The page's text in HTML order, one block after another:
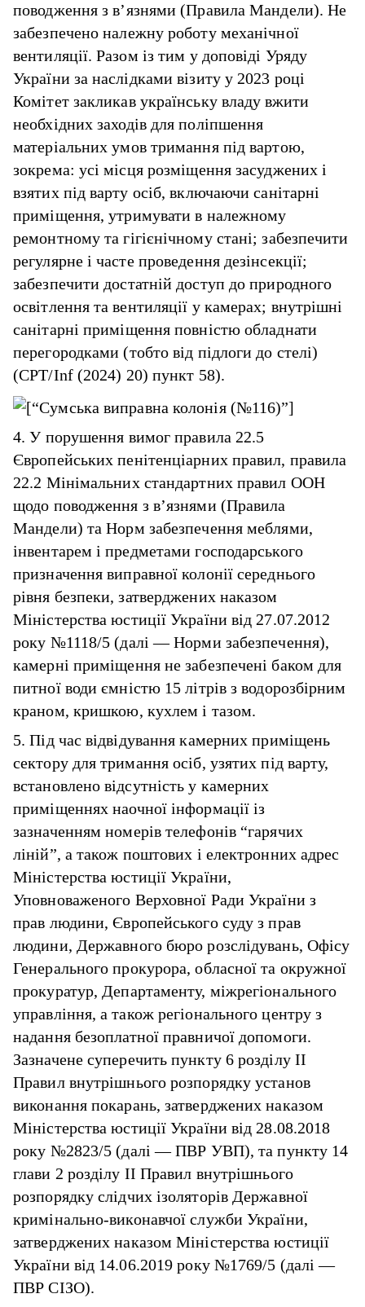
поводження з в’язнями (Правила Мандели). Не
забезпечено належну роботу механічної
вентиляції. Разом із тим у доповіді Уряду
України за наслідками візиту у 2023 році
Комітет закликав українську владу вжити
необхідних заходів для поліпшення
матеріальних умов тримання під вартою,
зокрема: усі місця розміщення засуджених і
взятих під варту осіб, включаючи санітарні
приміщення, утримувати в належному
ремонтному та гігієнічному стані; забезпечити
регулярне і часте проведення дезінсекції;
забезпечити достатній доступ до природного
освітлення та вентиляції у камерах; внутрішні
санітарні приміщення повністю обладнати
перегородками (тобто від підлоги до стелі)
(CPT/Inf (2024) 20) пункт 58).
4. У порушення вимог правила 22.5
Європейських пенітенціарних правил, правила
22.2 Мінімальних стандартних правил ООН
щодо поводження з в’язнями (Правила
Мандели) та Норм забезпечення меблями,
інвентарем і предметами господарського
призначення виправної колонії середнього
рівня безпеки, затверджених наказом
Міністерства юстиції України від 27.07.2012
року №1118/5 (далі — Норми забезпечення),
камерні приміщення не забезпечені баком для
питної води ємністю 15 літрів з водорозбірним
краном, кришкою, кухлем і тазом.
5. Під час відвідування камерних приміщень
сектору для тримання осіб, узятих під варту,
встановлено відсутність у камерних
приміщеннях наочної інформації із
зазначенням номерів телефонів “гарячих
ліній”, а також поштових і електронних адрес
Міністерства юстиції України,
Уповноваженого Верховної Ради України з
прав людини, Європейського суду з прав
людини, Державного бюро розслідувань, Офісу
Генерального прокурора, обласної та окружної
прокуратур, Департаменту, міжрегіонального
управління, а також регіонального центру з
надання безоплатної правничої допомоги.
Зазначене суперечить пункту 6 розділу II
Правил внутрішнього розпорядку установ
виконання покарань, затверджених наказом
Міністерства юстиції України від 28.08.2018
року №2823/5 (далі — ПВР УВП), та пункту 14
глави 2 розділу II Правил внутрішнього
розпорядку слідчих ізоляторів Державної
кримінально-виконавчої служби України,
затверджених наказом Міністерства юстиції
України від 14.06.2019 року №1769/5 (далі —
ПВР СІЗО).